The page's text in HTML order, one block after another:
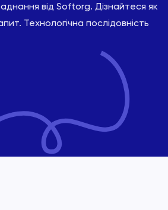
від Softorg. Дізнайтеся як
Технологічна послідовність